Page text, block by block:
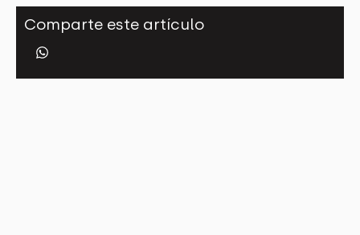
Comparte este artículo